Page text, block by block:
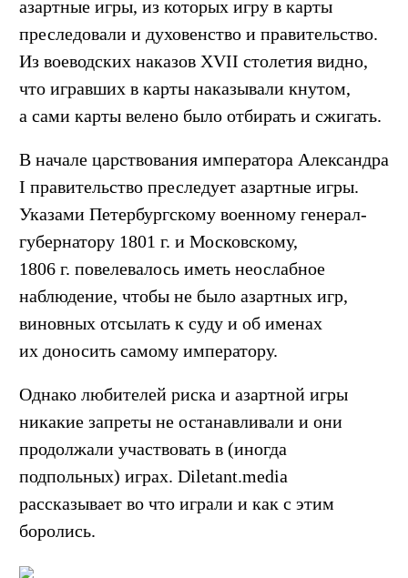
азартные игры, из которых игру в карты
преследовали и духовенство и правительство.
Из воеводских наказов XVII столетия видно,
что игравших в карты наказывали кнутом,
а сами карты велено было отбирать и сжигать.
В начале царствования императора Александра
I правительство преследует азартные игры.
Указами Петербургскому военному генерал-
губернатору 1801 г. и Московскому,
1806 г. повелевалось иметь неослабное
наблюдение, чтобы не было азартных игр,
виновных отсылать к суду и об именах
их доносить самому императору.
Однако любителей риска и азартной игры
никакие запреты не останавливали и они
продолжали участвовать в (иногда
подпольных) играх. Diletant.media
рассказывает во что играли и как с этим
боролись.